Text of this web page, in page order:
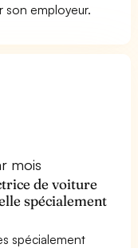
son employeur.
mois
de voiture
spécialement
spécialement